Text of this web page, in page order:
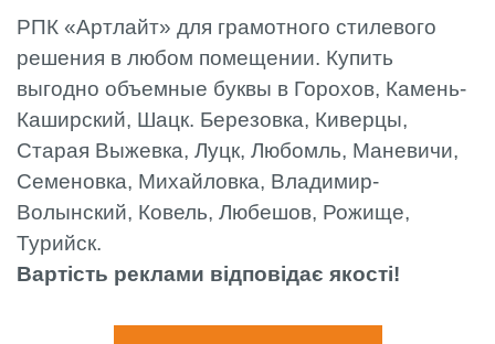
РПК «Артлайт» для грамотного стилевого
решения в любом помещении. Купить
выгодно объемные буквы в Горохов, Камень-
Каширский, Шацк. Березовка, Киверцы,
Старая Выжевка, Луцк, Любомль, Маневичи,
Семеновка, Михайловка, Владимир-
Волынский, Ковель, Любешов, Рожище,
Турийск.
Вартість реклами відповідає якості!